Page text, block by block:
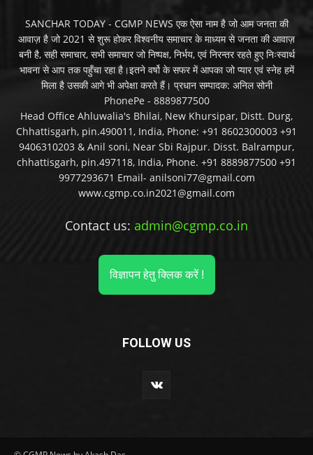
SANCHAR TODAY - CGMP NEWS एक ऐसा नाम है जो आम जनता की
आवाज़ है जो 2021 से शुरू होकर विश्वनीय समाचार के माध्यम से जनता की आवाज़
बनी है, सही समाचार, सभी समाचार जो निष्पक्ष, निर्भय, एवं निरन्तर रहते हुए निःस्वार्थ
भावना से आप तक पहुँचा रहा है।इतने वर्षो के सफर में आपका जो प्यार एवं स्नेह हमें
मिला है उसकी आगे भी अपेक्षा करते हैं। प्रधान सम्पादक: अनिल सोनी
PhonePe - 8889877500
Head Office Ahluwalia's Bhilai, New Khursipar, Distt. Durg,
Chhattisgarh, pin.490011, India, Phone: +91 8602300003 +91
9406310203 & Anil soni, Near Sbi Rajpur. Disst. Balrampur,
chhattisgarh, pin.497118, India, Phone. +91 8889877500 +91
9977293671 Email- anilsoni77@gmail.com
www.cgmp.co.in2021@gmail.com
Contact us: admin@cgmp.co.in
विज्ञापन हेतु क्लिक करें !
FOLLOW US